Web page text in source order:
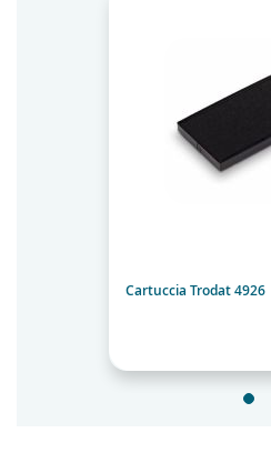
Cartuccia Trodat 4926